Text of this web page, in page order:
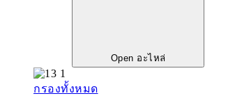
Open อะไหล่
กรองทั้งหมด